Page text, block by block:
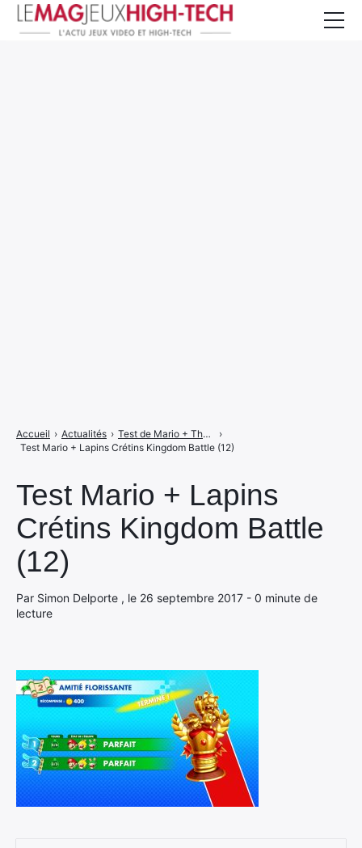
Test Mario + Lapins
Crétins Kingdom Battle
(12)
Par Simon Delporte , le 26 septembre 2017 - 0 minute de
lecture
Accueil › Actualités › Test de Mario + The Lapins Crétins Kingdom Battle, le mariage parfait ?
›
Test Mario + Lapins Crétins Kingdom Battle (12)